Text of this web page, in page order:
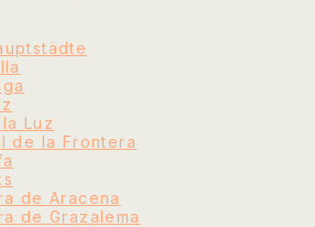
Luz
de la Frontera
de Aracena
de Grazalema